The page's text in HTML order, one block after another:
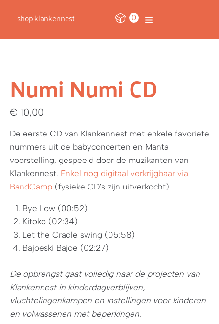
shop.klankennest 0
Numi Numi CD
€ 10,00
De eerste CD van Klankennest met enkele favoriete
nummers uit de babyconcerten en Manta
voorstelling, gespeeld door de muzikanten van
Klankennest. Enkel nog digitaal verkrijgbaar via
BandCamp (fysieke CD's zijn uitverkocht).
Bye Low (00:52)
Kitoko (02:34)
Let the Cradle swing (05:58)
Bajoeski Bajoe (02:27)
De opbrengst gaat volledig naar de projecten van
Klankennest in kinderdagverblijven,
vluchtelingenkampen en instellingen voor kinderen
en volwassenen met beperkingen.